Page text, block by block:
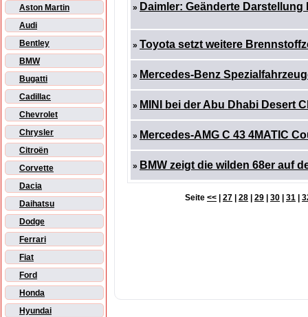
Aston Martin
Audi
Bentley
BMW
Bugatti
Cadillac
Chevrolet
Chrysler
Citroën
Corvette
Dacia
Daihatsu
Dodge
Ferrari
Fiat
Ford
Honda
Hyundai
» Daimler: Geänderte
» Toyota setzt weitere
» Mercedes-Benz
» MINI bei der Abu Dhabi Desert
» Mercedes-AMG C 43 4MATIC
» BMW zeigt die wilden 68er auf
Seite << 27 28 29 30 31